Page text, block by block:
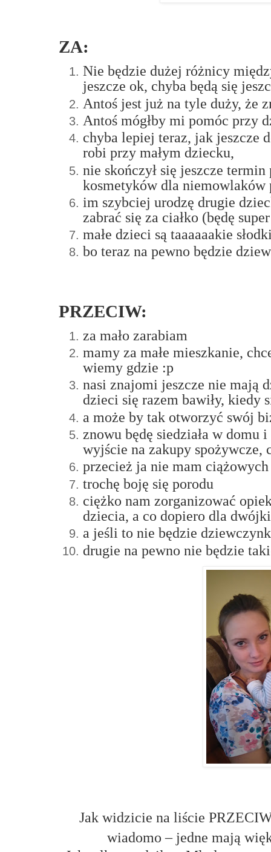
ZA:
Nie będzie dużej różnicy
jeszcze ok, chyba będą się
Antoś jest już na tyle duży, że
Antoś mógłby mi pomóc przy
chyba lepiej teraz, jak jeszcze
robi przy małym dziecku,
nie skończył się jeszcze
kosmetyków dla
im szybciej urodzę drugie
zabrać się za ciałko (będę
małe dzieci są taaaaaakie
bo teraz na pewno będzie
PRZECIW:
za mało zarabiam
mamy za małe mieszkanie,
wiemy gdzie :p
nasi znajomi jeszcze nie mają
dzieci się razem bawiły, kiedy
a może by tak otworzyć swój
znowu będę siedziała w
wyjście na zakupy spożywcze,
przecież ja nie mam
trochę boję się porodu
ciężko nam zorganizować
dziecia, a co dopiero dla
a jeśli to nie będzie
drugie na pewno nie będzie
Jak widzicie na liście
wiadomo – jedne mają